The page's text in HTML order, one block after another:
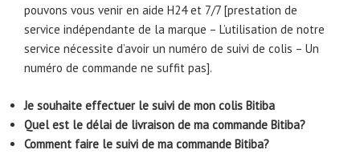
pouvons vous venir en aide H24 et 7/7 [prestation de
service indépendante de la marque – L’utilisation de notre
service nécessite d’avoir un numéro de suivi de colis – Un
numéro de commande ne suffit pas].
Je souhaite effectuer le suivi de mon colis Bitiba
Quel est le délai de livraison de ma commande Bitiba?
Comment faire le suivi de ma commande Bitiba?